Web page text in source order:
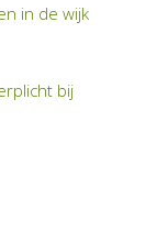
in de wijk
bij